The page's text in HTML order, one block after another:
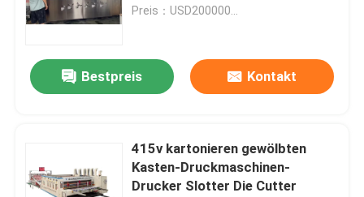
Preis：USD200000...
Bestpreis Kontakt
415v kartonieren gewölbten
Kasten-Druckmaschinen-
Drucker Slotter Die Cutter